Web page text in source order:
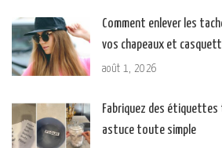
Comment enlever les
vos chapeaux et
août 1, 2026
Fabriquez des
astuce toute simple